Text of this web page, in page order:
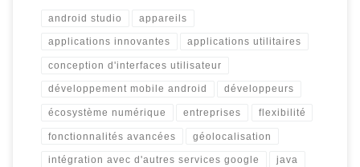
android studio appareils
applications innovantes applications utilitaires
conception d'interfaces utilisateur
développement mobile android développeurs
écosystème numérique entreprises flexibilité
fonctionnalités avancées géolocalisation
intégration avec d'autres services google java